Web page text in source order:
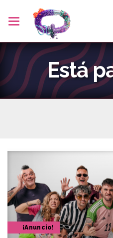
Está
¡Anuncio!